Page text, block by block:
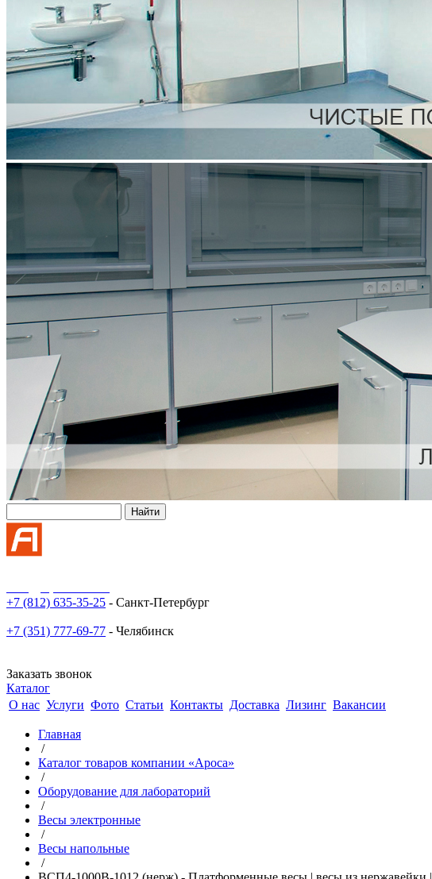
+7 (812) 635-35-25 - Санкт-Петербург
+7 (351) 777-69-77 - Челябинск
Заказать звонок
Каталог
О нас Услуги Фото Статьи Контакты Доставка Лизинг Вакансии
Главная
/
Каталог товаров компании «Ароса»
/
Оборудование для лабораторий
/
Весы электронные
/
Весы напольные
/